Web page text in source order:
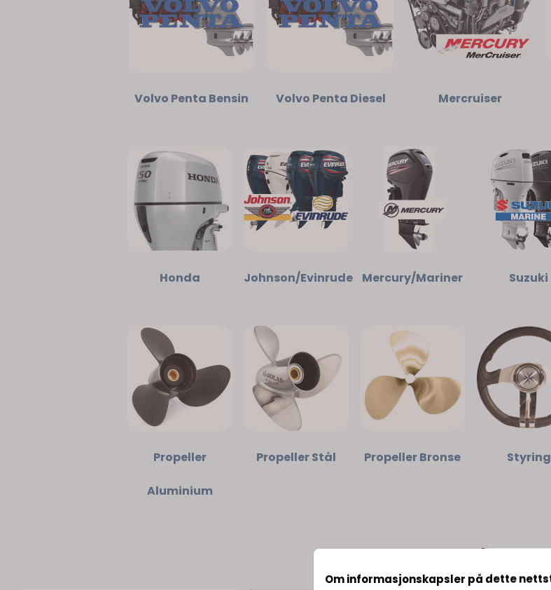
Volvo Penta Bensin Volvo Penta Diesel Mercruiser
Honda Johnson/Evinrude Mercury/Mariner Suzuki
Propeller
Aluminium
Propeller Stål Propeller Bronse Styring
Bestselgere
Om informasjonskapsler på dette